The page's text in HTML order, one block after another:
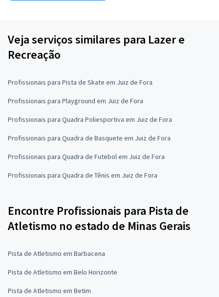
Veja serviços similares para Lazer e
Recreação
Profissionais para Pista de Skate em Juiz de Fora
Profissionais para Playground em Juiz de Fora
Profissionais para Quadra Poliesportiva em Juiz de Fora
Profissionais para Quadra de Basquete em Juiz de Fora
Profissionais para Quadra de Futebol em Juiz de Fora
Profissionais para Quadra de Tênis em Juiz de Fora
Encontre Profissionais para Pista de
Atletismo no estado de Minas Gerais
Pista de Atletismo em Barbacena
Pista de Atletismo em Belo Horizonte
Pista de Atletismo em Betim